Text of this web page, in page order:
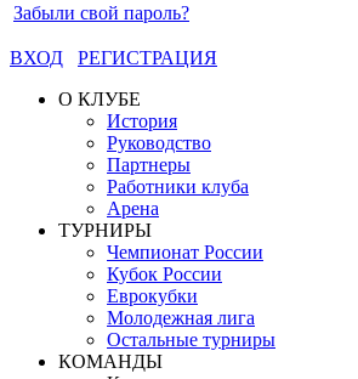
Забыли свой пароль?
ВХОД
РЕГИСТРАЦИЯ
О КЛУБЕ
История
Руководство
Партнеры
Работники клуба
Арена
ТУРНИРЫ
Чемпионат России
Кубок России
Еврокубки
Молодежная лига
Остальные турниры
КОМАНДЫ